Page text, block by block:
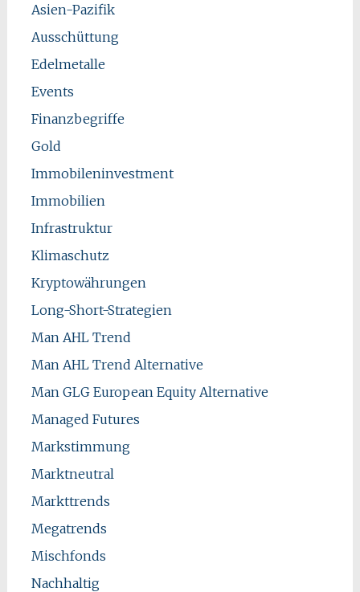
Asien-Pazifik
Ausschüttung
Edelmetalle
Events
Finanzbegriffe
Gold
Immobileninvestment
Immobilien
Infrastruktur
Klimaschutz
Kryptowährungen
Long-Short-Strategien
Man AHL Trend
Man AHL Trend Alternative
Man GLG European Equity Alternative
Managed Futures
Markstimmung
Marktneutral
Markttrends
Megatrends
Mischfonds
Nachhaltig